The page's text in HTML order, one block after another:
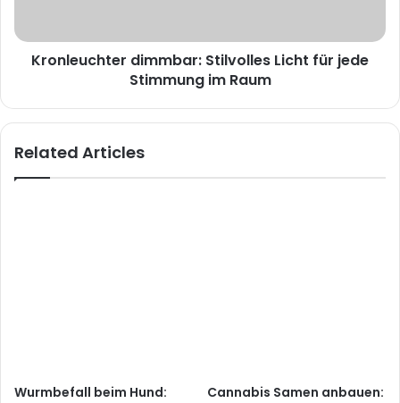
Kronleuchter dimmbar: Stilvolles Licht für jede
Stimmung im Raum
Related Articles
Wurmbefall beim Hund:
Cannabis Samen anbauen: